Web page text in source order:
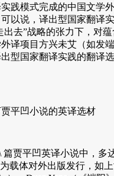
践模式完成的中国文学
以说，译出型国家翻译
出去”战略的张力下，对
译项目方兴未艾（如发
型国家翻译实践的翻译
平凹小说的英译选材
平凹英译小说中，多
载体对外出版发行，如